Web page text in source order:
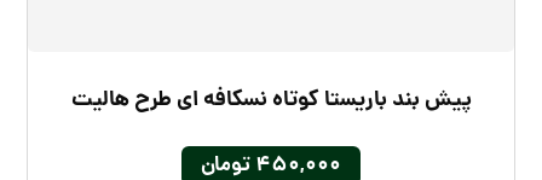
پیش بند باریستا کوتاه نسکافه ای طرح هالیت
۴۵۰,۰۰۰تومان